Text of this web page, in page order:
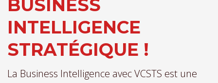
BUSINESS
INTELLIGENCE
STRATÉGIQUE !
La Business Intelligence avec VCSTS est une